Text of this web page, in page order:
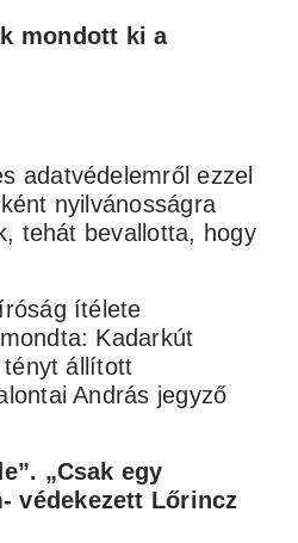
mondott ki a
adatvédelemről ezzel
nyilvánosságra
tehát bevallotta, hogy
ítélete
Kadarkút
tényt állított
András jegyző
„Csak egy
védekezett Lőrincz